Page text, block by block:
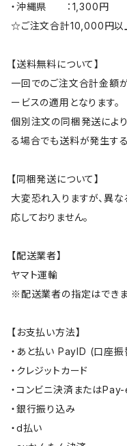
・沖縄県 ：1,300円
☆ご注文合計10,000円以
【送料無料について】
一回でのご注文合計金額
ービスの適用となります。
個別注文の同梱発送によ
る場合でも送料が発生す
【同梱発送について】
大変恐れ入りますが、異
応しておりません。
【配送業者】
ヤマト運輸
※配送業者の指定はできま
【お支払い方法】
・あと払い PayID (口座
・クレジットカード
・コンビニ決済または
・銀行振り込み
・d払い